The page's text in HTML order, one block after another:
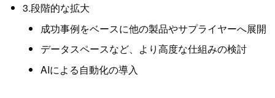
3.段階的な拡大
成功事例をベースに他の製品やサプライヤーへ展開
データスペースなど、より高度な仕組みの検討
AIによる自動化の導入